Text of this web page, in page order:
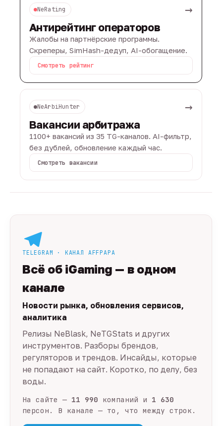
NeRating →
Антирейтинг операторов
Жалобы на партнёрские программы.
Скреперы, SimHash-дедуп, AI-обогащение.
Смотреть рейтинг
NeArbiHunter →
Вакансии арбитража
1100+ вакансий из 35 TG-каналов. AI-фильтр,
без дублей, обновление каждый час.
Смотреть вакансии
TELEGRAM · КАНАЛ AFFPAPA
Всё об iGaming — в одном
канале
Новости рынка, обновления сервисов,
аналитика
Релизы NeBlask, NeTGStats и других
инструментов. Разборы брендов,
регуляторов и трендов. Инсайды, которые
не попадают на сайт. Коротко, по делу, без
воды.
На сайте — 11 990 компаний и 1 630
персон. В канале — то, что между строк.